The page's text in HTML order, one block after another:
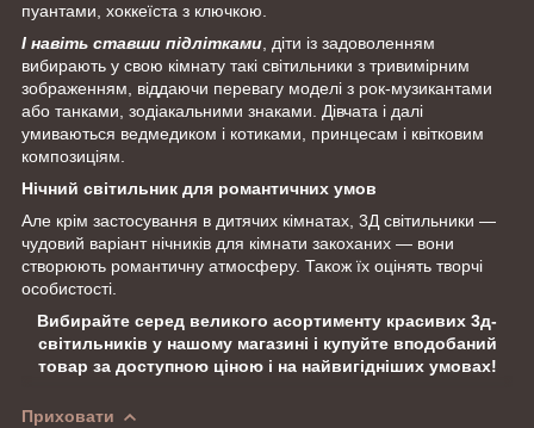
пуантами, хоккеїста з ключкою.
І навіть ставши підлітками , діти із задоволенням
вибирають у свою кімнату такі світильники з тривимірним
зображенням, віддаючи перевагу моделі з рок-музикантами
або танками, зодіакальними знаками. Дівчата і далі
умиваються ведмедиком і котиками, принцесам і квітковим
композиціям.
Нічний світильник для романтичних умов
Але крім застосування в дитячих кімнатах, 3Д світильники —
чудовий варіант нічників для кімнати закоханих — вони
створюють романтичну атмосферу. Також їх оцінять творчі
особистості.
Вибирайте серед великого асортименту красивих 3д-
світильників у нашому магазині і купуйте вподобаний
товар за доступною ціною і на найвигідніших умовах!
Приховати